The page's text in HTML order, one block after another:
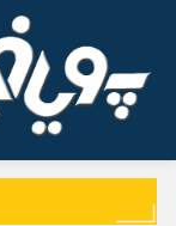
اینستاگرام
نام کاربری یا نشانی ایمیل